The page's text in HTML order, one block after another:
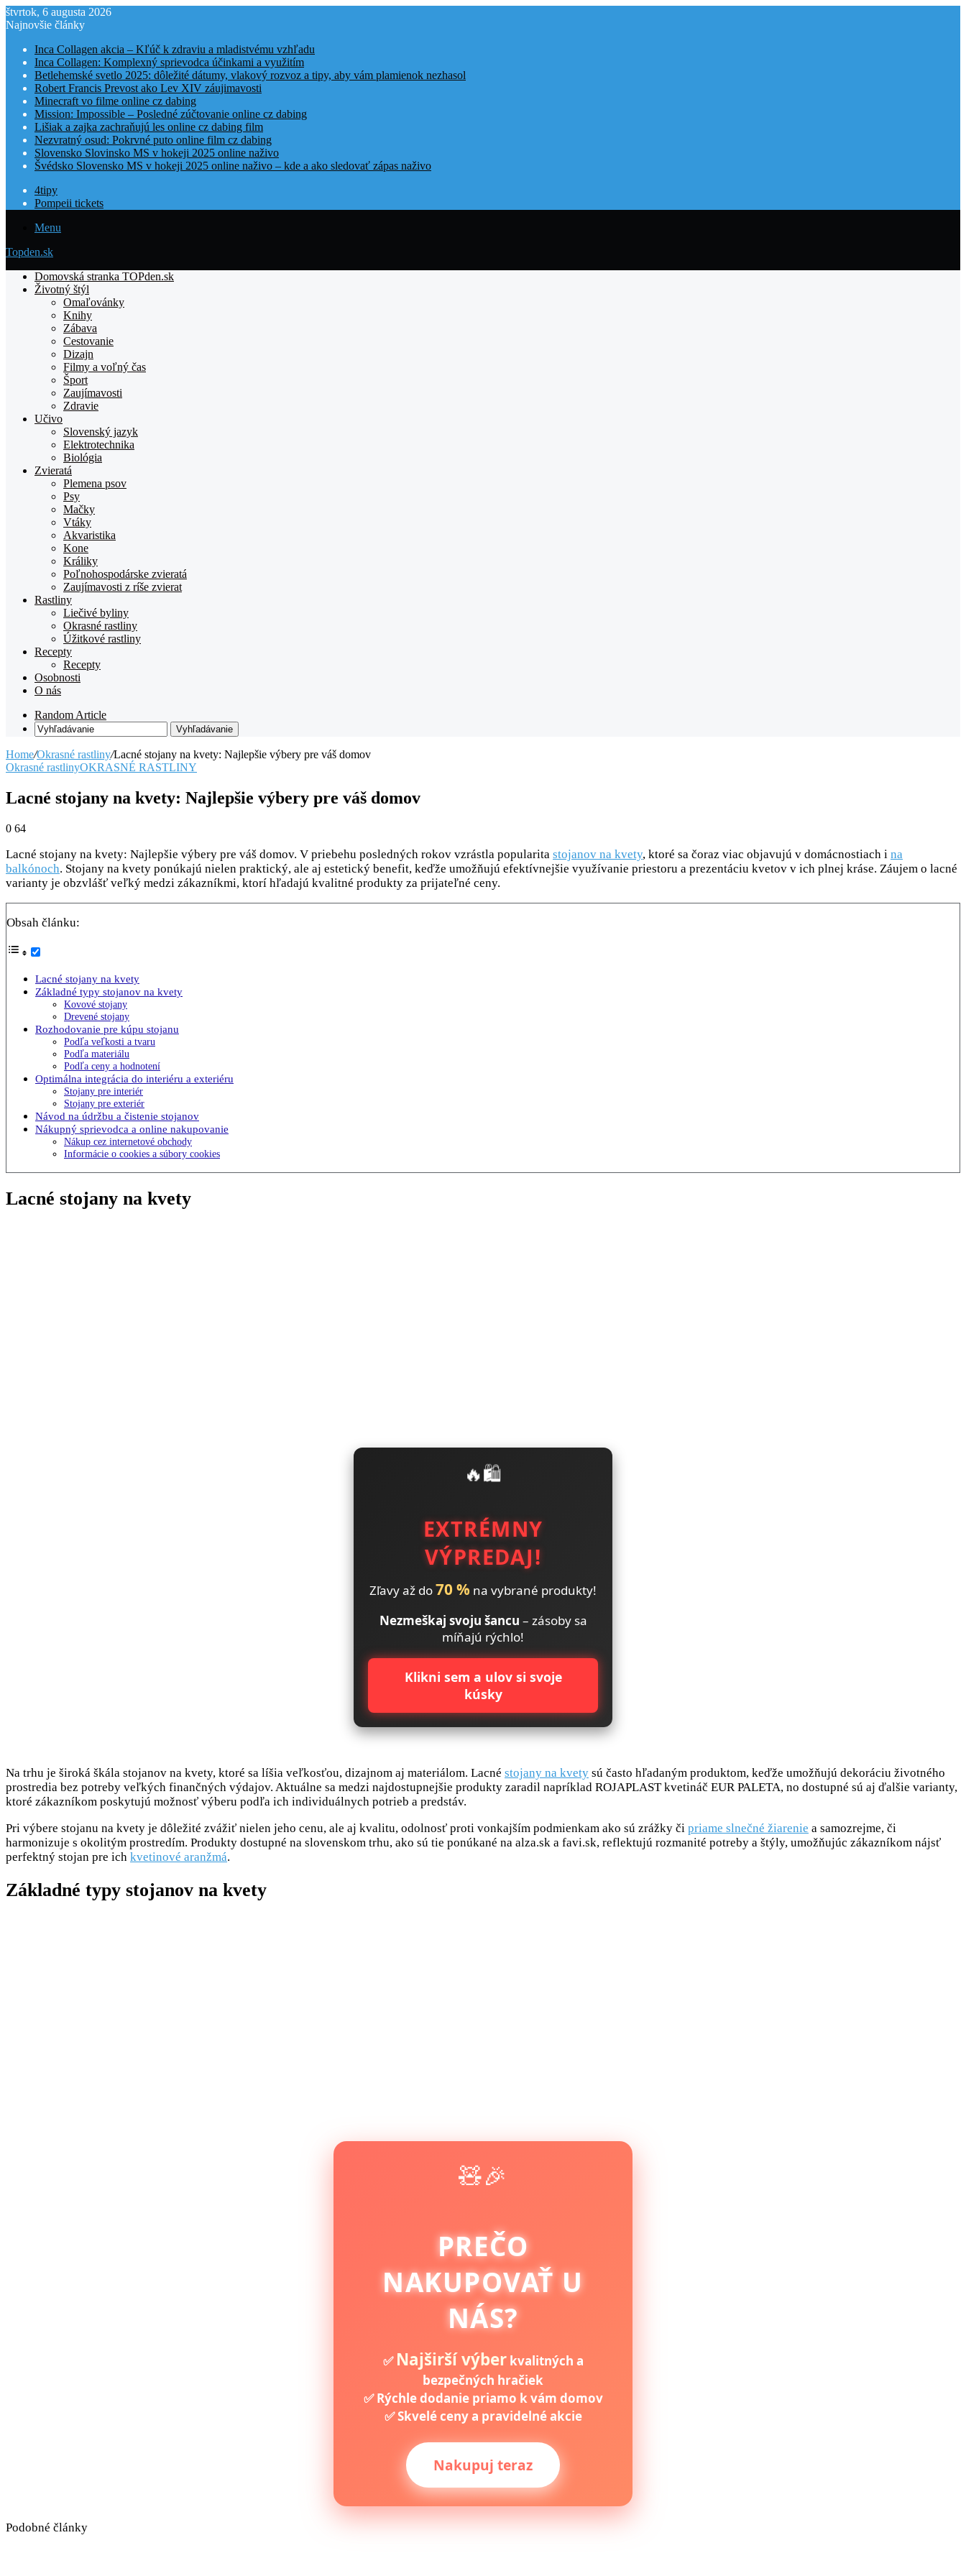
štvrtok, 6 augusta 2026
Najnovšie články
Inca Collagen akcia – Kľúč k zdraviu a mladistvému vzhľadu
Inca Collagen: Komplexný sprievodca účinkami a využitím
Betlehemské svetlo 2025: dôležité dátumy, vlakový rozvoz a tipy, aby vám plamienok nezhasol
Robert Francis Prevost ako Lev XIV záujimavosti
Minecraft vo filme online cz dabing
Mission: Impossible – Posledné zúčtovanie online cz dabing
Lišiak a zajka zachraňujú les online cz dabing film
Nezvratný osud: Pokrvné puto online film cz dabing
Slovensko Slovinsko MS v hokeji 2025 online naživo
Švédsko Slovensko MS v hokeji 2025 online naživo – kde a ako sledovať zápas naživo
4tipy
Pompeii tickets
Menu
Topden.sk
Domovská stranka TOPden.sk
Životný štýl
Omaľovánky
Knihy
Zábava
Cestovanie
Dizajn
Filmy a voľný čas
Šport
Zaujímavosti
Zdravie
Učivo
Slovenský jazyk
Elektrotechnika
Biológia
Zvieratá
Plemena psov
Psy
Mačky
Vtáky
Akvaristika
Kone
Králiky
Poľnohospodárske zvieratá
Zaujímavosti z ríše zvierat
Rastliny
Liečivé byliny
Okrasné rastliny
Úžitkové rastliny
Recepty
Recepty
Osobnosti
O nás
Random Article
Vyhľadávanie
Home/Okrasné rastliny/Lacné stojany na kvety: Najlepšie výbery pre váš domov
Okrasné rastlinyOKRASNÉ RASTLINY
Lacné stojany na kvety: Najlepšie výbery pre váš domov
0 64
Lacné stojany na kvety: Najlepšie výbery pre váš domov. V priebehu posledných rokov vzrástla popularita stojanov na kvety, ktoré sa čoraz viac objavujú v domácnostiach i na
balkónoch. Stojany na kvety ponúkajú nielen praktický, ale aj estetický benefit, keďže umožňujú efektívnejšie využívanie priestoru a prezentáciu kvetov v ich plnej kráse. Záujem o lacné
varianty je obzvlášť veľký medzi zákazníkmi, ktorí hľadajú kvalitné produkty za prijateľné ceny.
Obsah článku:
Lacné stojany na kvety
Základné typy stojanov na kvety
Kovové stojany
Drevené stojany
Rozhodovanie pre kúpu stojanu
Podľa veľkosti a tvaru
Podľa materiálu
Podľa ceny a hodnotení
Optimálna integrácia do interiéru a exteriéru
Stojany pre interiér
Stojany pre exteriér
Návod na údržbu a čistenie stojanov
Nákupný sprievodca a online nakupovanie
Nákup cez internetové obchody
Informácie o cookies a súbory cookies
Lacné stojany na kvety
🔥🛍️
EXTRÉMNY
VÝPREDAJ!
Zľavy až do70 % na vybrané produkty!
Nezmeškaj svoju šancu – zásoby sa
míňajú rýchlo!
Klikni sem a ulov si svoje
kúsky
Na trhu je široká škála stojanov na kvety, ktoré sa líšia veľkosťou, dizajnom aj materiálom. Lacné stojany na kvety sú často hľadaným produktom, keďže umožňujú dekoráciu životného
prostredia bez potreby veľkých finančných výdajov. Aktuálne sa medzi najdostupnejšie produkty zaradil napríklad ROJAPLAST kvetináč EUR PALETA, no dostupné sú aj ďalšie varianty,
ktoré zákazníkom poskytujú možnosť výberu podľa ich individuálnych potrieb a predstáv.
Pri výbere stojanu na kvety je dôležité zvážiť nielen jeho cenu, ale aj kvalitu, odolnosť proti vonkajším podmienkam ako sú zrážky či priame slnečné žiarenie a samozrejme, či
harmonizuje s okolitým prostredím. Produkty dostupné na slovenskom trhu, ako sú tie ponúkané na alza.sk a favi.sk, reflektujú rozmanité potreby a štýly, umožňujúc zákazníkom nájsť
perfektný stojan pre ich kvetinové aranžmá.
Základné typy stojanov na kvety
🧸🎉
PREČO
NAKUPOVAŤ U
NÁS?
✅ Najširší výberkvalitných a
bezpečných hračiek
✅ Rýchle dodanie priamo k vám domov
✅ Skvelé ceny a pravidelné akcie
Nakupuj teraz
Podobné články